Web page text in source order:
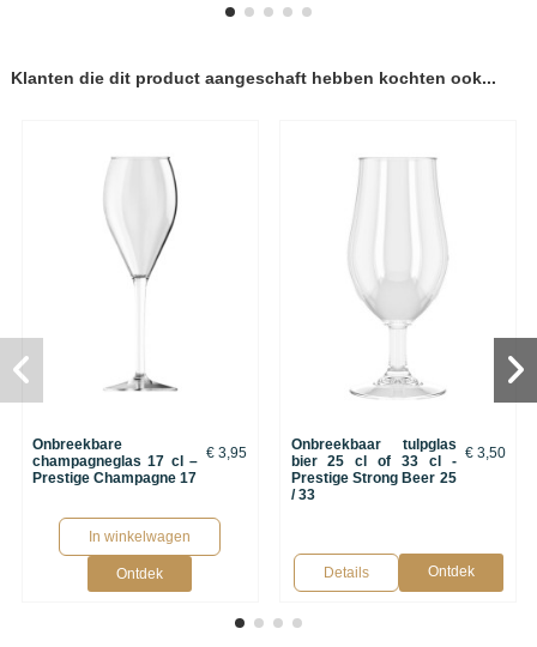
Klanten die dit product aangeschaft hebben kochten ook...
Onbreekbare
champagneglas 17 cl –
Prestige Champagne 17
€ 3,95
In winkelwagen
Ontdek
Onbreekbaar tulpglas
bier 25 cl of 33 cl -
Prestige Strong Beer 25
/ 33
€ 3,50
Details Ontdek